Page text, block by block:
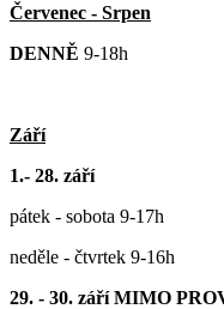
Červenec - Srpen
DENNĚ 9-18h
Září
1.- 28. září
pátek - sobota 9-17h
neděle - čtvrtek 9-16h
29. - 30. září MIMO